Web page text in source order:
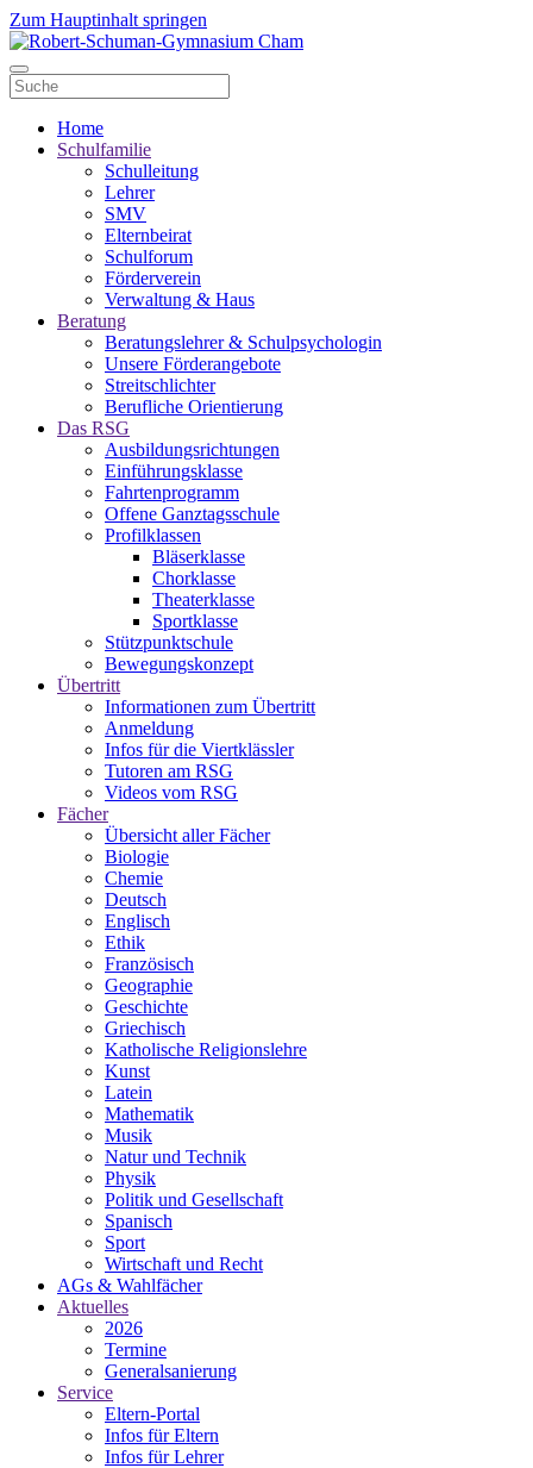
Zum Hauptinhalt springen
Home
Schulfamilie
Schulleitung
Lehrer
SMV
Elternbeirat
Schulforum
Förderverein
Verwaltung & Haus
Beratung
Beratungslehrer & Schulpsychologin
Unsere Förderangebote
Streitschlichter
Berufliche Orientierung
Das RSG
Ausbildungsrichtungen
Einführungsklasse
Fahrtenprogramm
Offene Ganztagsschule
Profilklassen
Bläserklasse
Chorklasse
Theaterklasse
Sportklasse
Stützpunktschule
Bewegungskonzept
Übertritt
Informationen zum Übertritt
Anmeldung
Infos für die Viertklässler
Tutoren am RSG
Videos vom RSG
Fächer
Übersicht aller Fächer
Biologie
Chemie
Deutsch
Englisch
Ethik
Französisch
Geographie
Geschichte
Griechisch
Katholische Religionslehre
Kunst
Latein
Mathematik
Musik
Natur und Technik
Physik
Politik und Gesellschaft
Spanisch
Sport
Wirtschaft und Recht
AGs & Wahlfächer
Aktuelles
2026
Termine
Generalsanierung
Service
Eltern-Portal
Infos für Eltern
Infos für Lehrer